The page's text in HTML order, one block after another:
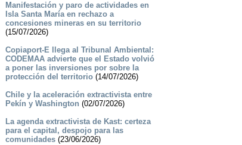
Manifestación y paro de actividades en
Isla Santa María en rechazo a
concesiones mineras en su territorio
(15/07/2026)
Copiaport-E llega al Tribunal Ambiental:
CODEMAA advierte que el Estado volvió
a poner las inversiones por sobre la
protección del territorio(14/07/2026)
Chile y la aceleración extractivista entre
Pekín y Washington (02/07/2026)
La agenda extractivista de Kast: certeza
para el capital, despojo para las
comunidades(23/06/2026)